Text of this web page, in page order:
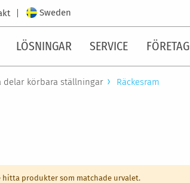
Sweden
LÖSNINGAR SERVICE FÖRETAG
delar körbara ställningar Räckesram
hitta produkter som matchade urvalet.